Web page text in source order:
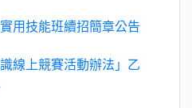
用技能班續招簡章公告
線上競賽活動辦法」乙